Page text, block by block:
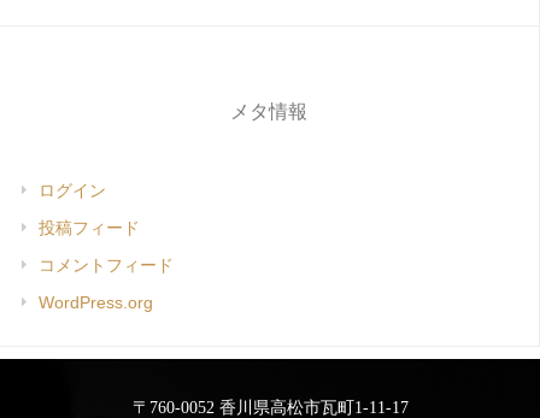
メタ情報
ログイン
投稿フィード
コメントフィード
WordPress.org
〒760-0052 香川県高松市瓦町1-11-17